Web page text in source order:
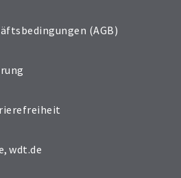
(AGB)
,wdt.de